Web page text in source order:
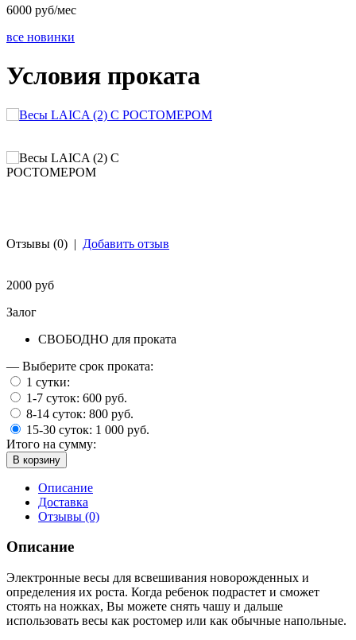
6000 руб/мес
все новинки
Условия проката
Отзывы (0) | Добавить отзыв
2000 руб
Залог
СВОБОДНО для проката
— Выберите срок проката:
1 сутки:
1-7 суток: 600 руб.
8-14 суток: 800 руб.
15-30 суток: 1 000 руб.
Итого на сумму:
В корзину
Описание
Доставка
Отзывы (0)
Описание
Электронные весы для всвешивания новорожденных и
определения их роста. Когда ребенок подрастет и сможет
стоять на ножках, Вы можете снять чашу и дальше
использовать весы как ростомер или как обычные напольные.